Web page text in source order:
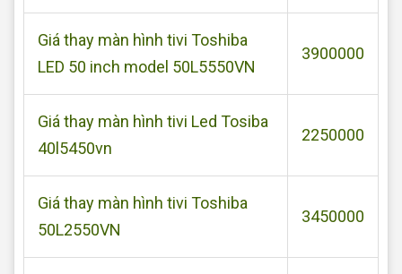
Giá thay màn hình tivi Toshiba
LED 50 inch model 50L5550VN
3900000
Giá thay màn hình tivi Led Tosiba
40l5450vn
2250000
Giá thay màn hình tivi Toshiba
50L2550VN
3450000